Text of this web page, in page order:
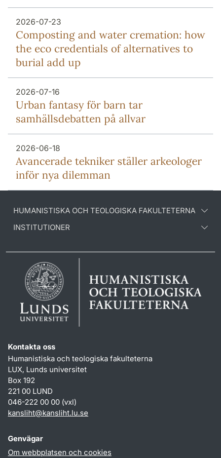
2026-07-23
Composting and water cremation: how
the eco credentials of alternatives to
burial add up
2026-07-16
Urban fantasy för barn tar
samhällsdebatten på allvar
2026-06-18
Avancerade tekniker ställer arkeologer
inför nya dilemman
HUMANISTISKA OCH TEOLOGISKA FAKULTETERNA
INSTITUTIONER
Kontakta oss
Humanistiska och teologiska fakulteterna
LUX, Lunds universitet
Box 192
221 00 LUND
046-222 00 00 (vxl)
kansliht@kansliht.lu.se
Genvägar
Om webbplatsen och cookies